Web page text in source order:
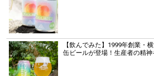
【飲んでみた】1999年創業・
缶ビールが登場！生産者の精神